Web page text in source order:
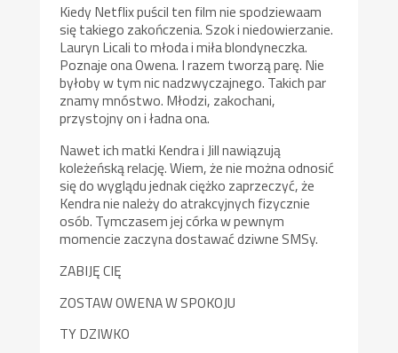
Kiedy Netflix puścil ten film nie spodziewaam
się takiego zakończenia. Szok i niedowierzanie.
Lauryn Licali to młoda i miła blondyneczka.
Poznaje ona Owena. I razem tworzą parę. Nie
byłoby w tym nic nadzwyczajnego. Takich par
znamy mnóstwo. Młodzi, zakochani,
przystojny on i ładna ona.
Nawet ich matki Kendra i Jill nawiązują
koleżeńską relację. Wiem, że nie można odnosić
się do wyglądu jednak ciężko zaprzeczyć, że
Kendra nie należy do atrakcyjnych fizycznie
osób. Tymczasem jej córka w pewnym
momencie zaczyna dostawać dziwne SMSy.
ZABIJĘ CIĘ
ZOSTAW OWENA W SPOKOJU
TY DZIWKO